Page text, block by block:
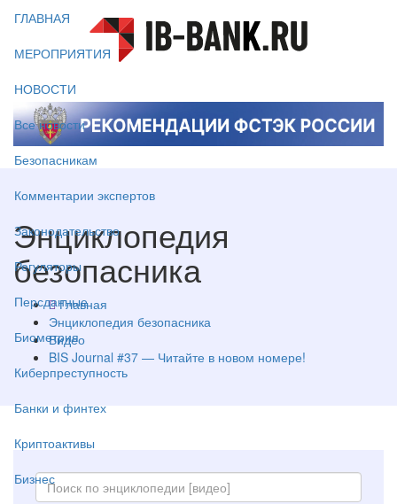
ГЛАВНАЯ
МЕРОПРИЯТИЯ
НОВОСТИ
Все новости
Безопасникам
Комментарии экспертов
Законодательство
Регуляторы
Персданные
Биометрия
Киберпреступность
Банки и финтех
Криптоактивы
Бизнес
Энциклопедия
безопасника
Главная
Энциклопедия безопасника
Видео
BIS Journal #37 — Читайте в новом номере!